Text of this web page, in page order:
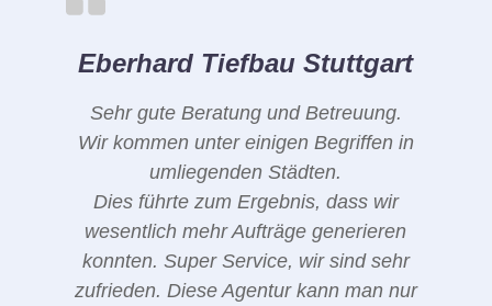
Eberhard Tiefbau Stuttgart
Sehr gute Beratung und Betreuung.
Wir kommen unter einigen Begriffen in
umliegenden Städten.
Dies führte zum Ergebnis, dass wir
wesentlich mehr Aufträge generieren
konnten. Super Service, wir sind sehr
zufrieden. Diese Agentur kann man nur